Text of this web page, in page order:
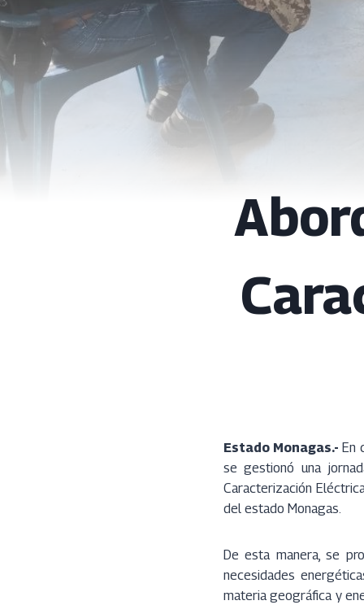
Estado Monagas.- En
se gestionó una
Caracterización
del estado Monagas.
De esta manera, se
necesidades
materia geográfica y